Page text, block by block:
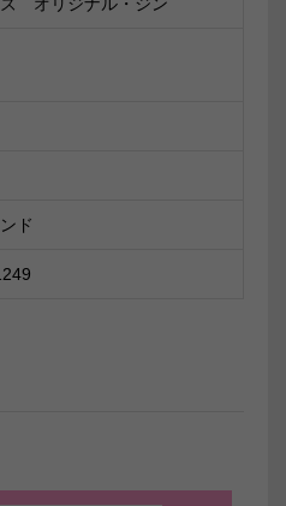
ド